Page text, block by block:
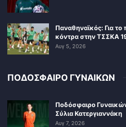
Παναθηναϊκός: Για
κόντρα στην ΤΣΣΚΑ
Αυγ 5, 2026
ΠΟΔΟΣΦΑΙΡΟ ΓΥΝΑΙΚΩΝ
Ποδόσφαιρο
Σύλια Κατεργιαννάκη
Αυγ 7, 2026